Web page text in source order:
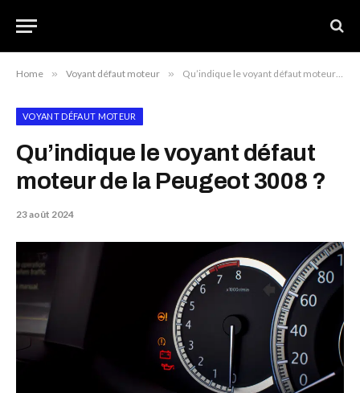
Home » Voyant défaut moteur » Qu’indique le voyant défaut moteur de la Peugeot 3008 ?
VOYANT DÉFAUT MOTEUR
Qu’indique le voyant défaut
moteur de la Peugeot 3008 ?
23 août 2024